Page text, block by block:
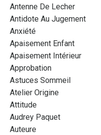
Antenne De Lecher
Antidote Au Jugement
Anxiété
Apaisement Enfant
Apaisement Intérieur
Approbation
Astuces Sommeil
Atelier Origine
Attitude
Audrey Paquet
Auteure